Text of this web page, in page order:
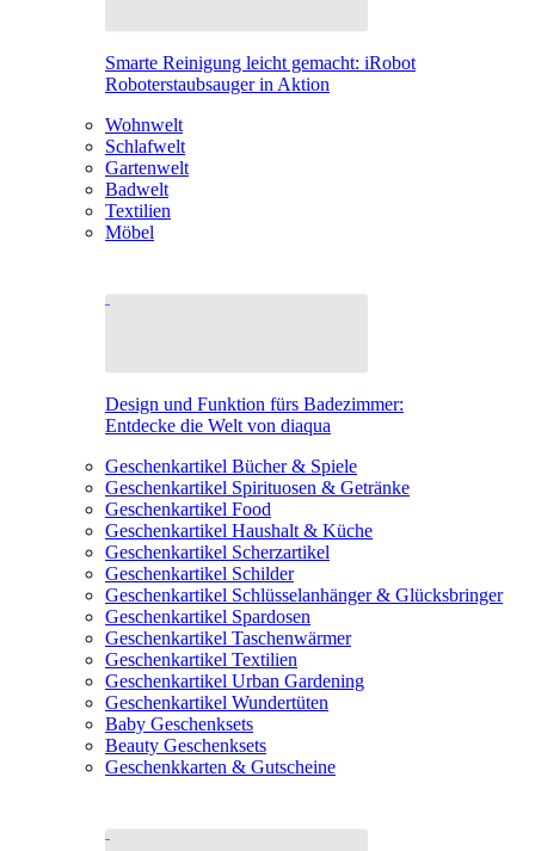
Smarte Reinigung leicht gemacht: iRobot
Roboterstaubsauger in Aktion
Wohnwelt
Schlafwelt
Gartenwelt
Badwelt
Textilien
Möbel
Design und Funktion fürs Badezimmer:
Entdecke die Welt von diaqua
Geschenkartikel Bücher & Spiele
Geschenkartikel Spirituosen & Getränke
Geschenkartikel Food
Geschenkartikel Haushalt & Küche
Geschenkartikel Scherzartikel
Geschenkartikel Schilder
Geschenkartikel Schlüsselanhänger & Glücksbringer
Geschenkartikel Spardosen
Geschenkartikel Taschenwärmer
Geschenkartikel Textilien
Geschenkartikel Urban Gardening
Geschenkartikel Wundertüten
Baby Geschenksets
Beauty Geschenksets
Geschenkkarten & Gutscheine